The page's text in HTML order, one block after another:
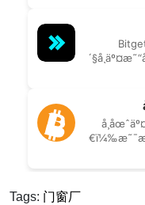
Tags: 门窗厂